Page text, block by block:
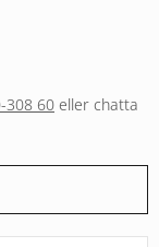
För längre
och i ljusbild.
regelverk och är
användning
308 60 eller chatta